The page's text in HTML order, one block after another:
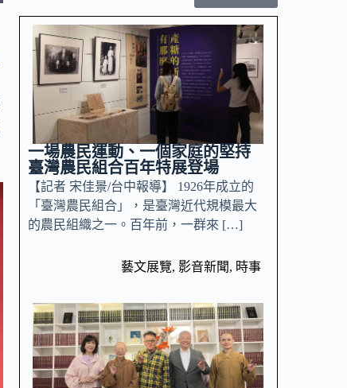
一場農民運動、一個家庭的堅持
臺灣農民組合百年特展登場
【記者 宋佳景/台中報導】 1926年成立的
「臺灣農民組合」，是臺灣近代規模最大
的農民組織之一。百年前，一群來 […]
藝文展覽, 影音新聞, 時事